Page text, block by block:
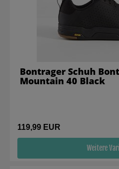
119,99 EUR
Weitere
Bontrager Schuh
Mountain 40 Black